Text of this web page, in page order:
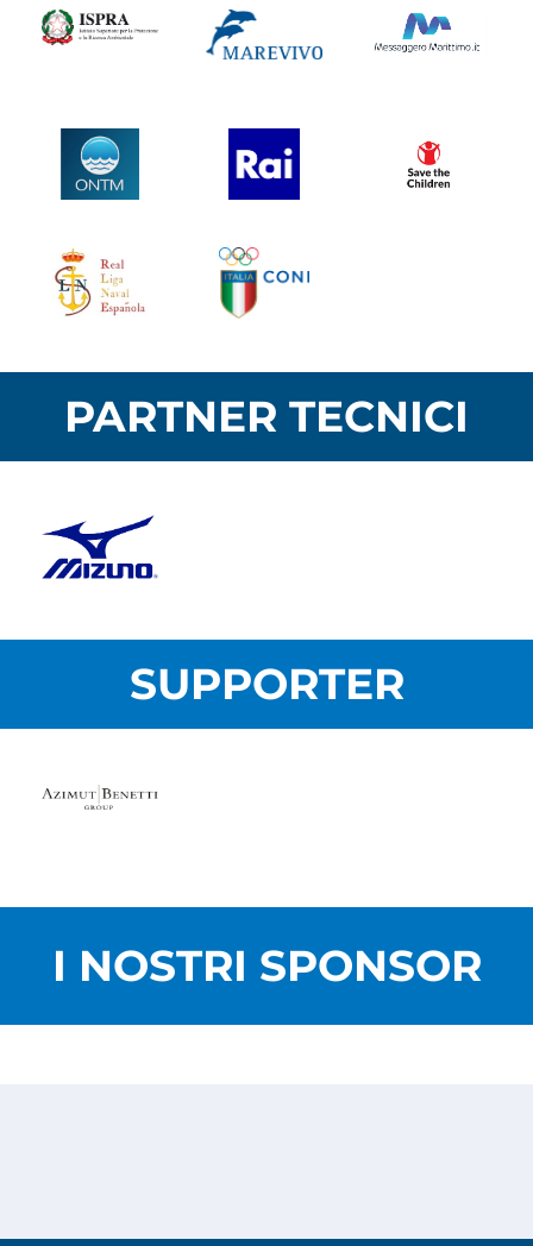
PARTNER TECNICI
SUPPORTER
I NOSTRI SPONSOR